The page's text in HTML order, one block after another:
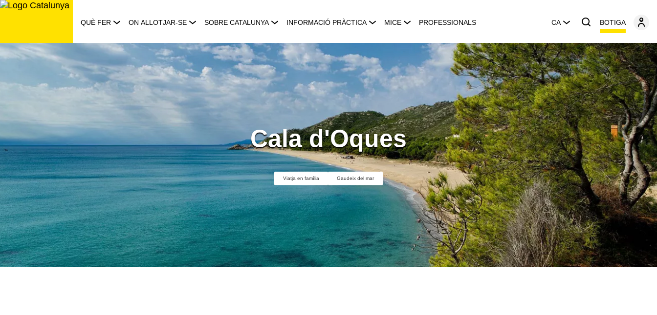
Saltar
QUÈ FER ON ALLOTJAR-SE SOBRE CATALUNYA INFORMACIÓ PRÀCTICA MICE PROFESSIONALS CA BOTIGA
Cala d'Oques
Viatja en família Gaudeix del mar